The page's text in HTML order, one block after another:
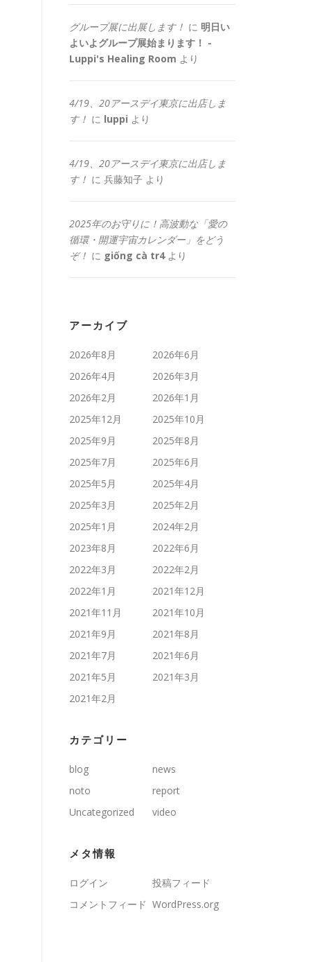
グループ展に出展します！ に 明日い
よいよグループ展始まります！ -
Luppi's Healing Room より
4/19、20アースデイ東京に出店しま
す！ に luppi より
4/19、20アースデイ東京に出店しま
す！ に 兵藤知子 より
2025年のお守りに！高波動な「愛の
循環・開運宇宙カレンダー」をどう
ぞ！ に giống cà tr4より
アーカイブ
2026年8月
2026年6月
2026年4月
2026年3月
2026年2月
2026年1月
2025年12月
2025年10月
2025年9月
2025年8月
2025年7月
2025年6月
2025年5月
2025年4月
2025年3月
2025年2月
2025年1月
2024年2月
2023年8月
2022年6月
2022年3月
2022年2月
2022年1月
2021年12月
2021年11月
2021年10月
2021年9月
2021年8月
2021年7月
2021年6月
2021年5月
2021年3月
2021年2月
カテゴリー
blog
news
noto
report
Uncategorized
video
メタ情報
ログイン
投稿フィード
コメントフィード WordPress.org